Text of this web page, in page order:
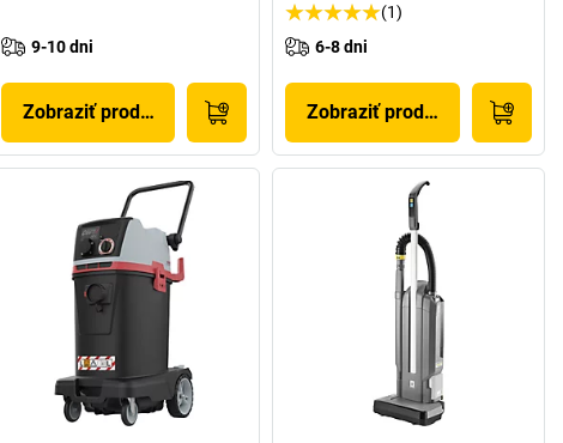
9-10 dni
Zobraziť produkt
(1)
6-8 dni
Zobraziť produkt